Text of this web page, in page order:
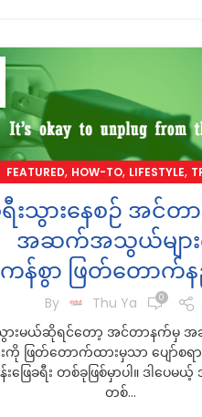
FEATURED, HOW-TO, LIFESTYLE,
းသွားနေစဉ် အင်တ
အဆက်အသွယ်မျာ
န်စွာ ဖြတ်တောက်န
By Thu Ya 0
သွားမယ်ဆိုရင်တော့ အင်တာနက်
းကို ဖြတ်တောက်ထားမှသာ ပျော်စရ
ဖြေခရီး တစ်ခုဖြစ်မှာပါ။ ဒါပေ
တစ်...